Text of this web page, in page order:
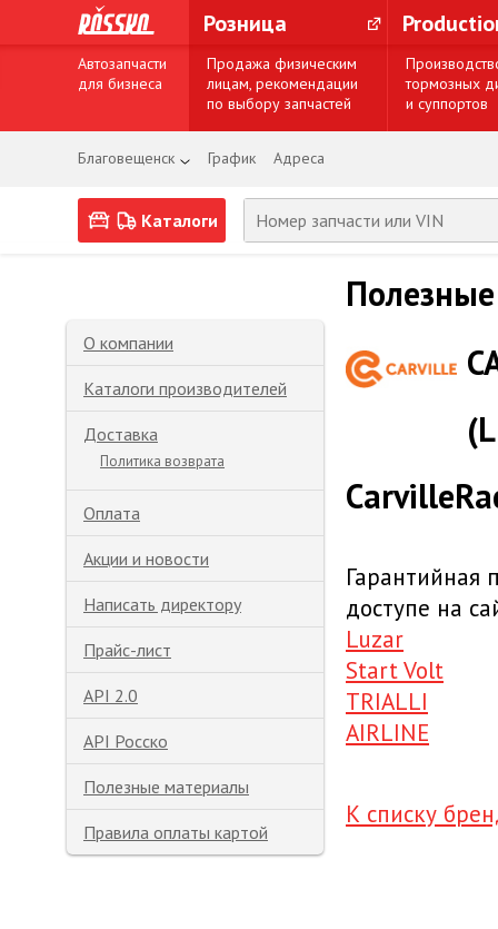
Розница
Автозапчасти
для бизнеса
Продажа физическим
лицам, рекомендации
по выбору запчастей
тормозных
и суппортов
Благовещенск График Адреса
Каталоги
О компании
Каталоги производителей
Доставка
Политика возврата
Оплата
Акции и новости
Написать директору
Прайс-лист
API 2.0
API Росско
Полезные материалы
Правила оплаты картой
Гарантийная
доступе на
Luzar
Start Volt
TRIALLI
AIRLINE
К списку